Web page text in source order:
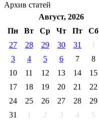
Архив статей
Август, 2026
Пн
Вт Ср Чт Пт Cб
27
28 29 30 31 1
3
4 5 6 7 8
10
11 12 13 14 15
17
18 19 20 21 22
24
25 26 27 28 29
31
1 2 3 4 5